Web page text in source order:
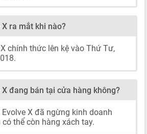
ra mắt khi nào?
chính thức lên kệ vào Thứ Tư,
X đang bán tại cửa hàng không?
Evolve X đã ngừng kinh doanh
thể còn hàng xách tay.